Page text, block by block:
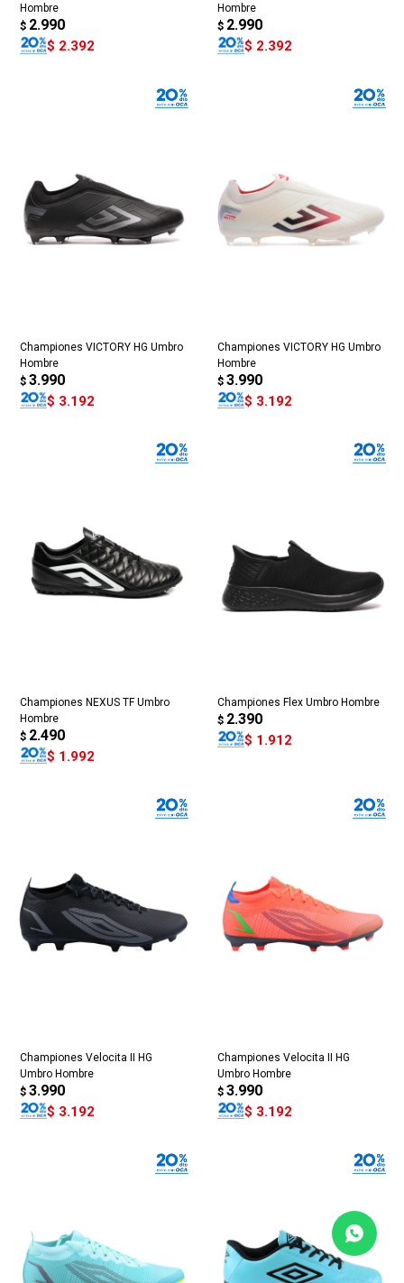
Hombre
$ 2.990
$ 2.392
Hombre
$ 2.990
$ 2.392
Championes VICTORY HG Umbro
Hombre
$ 3.990
$ 3.192
Championes VICTORY HG Umbro
Hombre
$ 3.990
$ 3.192
Championes NEXUS TF Umbro
Hombre
$ 2.490
$ 1.992
Championes Flex Umbro Hombre
$ 2.390
$ 1.912
Championes Velocita II HG
Umbro Hombre
$ 3.990
$ 3.192
Championes Velocita II HG
Umbro Hombre
$ 3.990
$ 3.192